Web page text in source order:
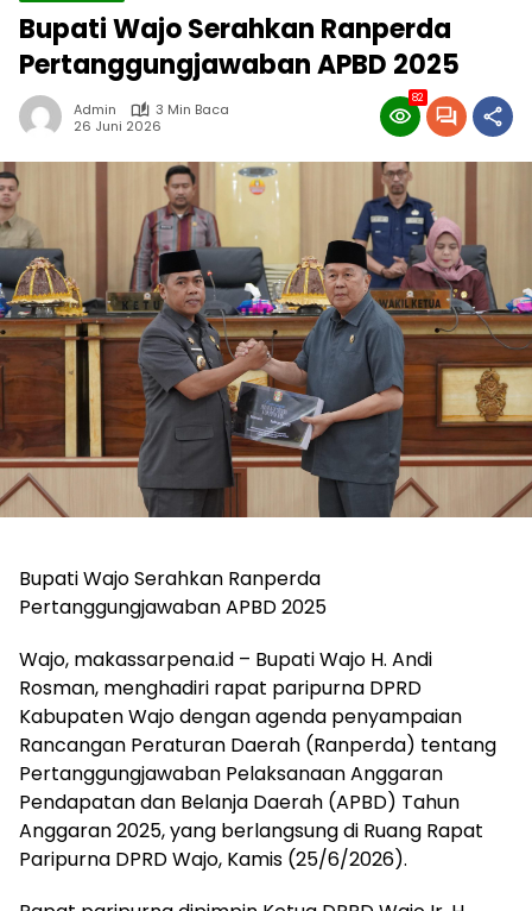
Bupati Wajo Serahkan Ranperda
Pertanggungjawaban APBD 2025
Admin
3 Min Baca
26 Juni 2026
82
Bupati Wajo Serahkan Ranperda
Pertanggungjawaban APBD 2025
Wajo, makassarpena.id – Bupati Wajo H. Andi
Rosman, menghadiri rapat paripurna DPRD
Kabupaten Wajo dengan agenda penyampaian
Rancangan Peraturan Daerah (Ranperda) tentang
Pertanggungjawaban Pelaksanaan Anggaran
Pendapatan dan Belanja Daerah (APBD) Tahun
Anggaran 2025, yang berlangsung di Ruang Rapat
Paripurna DPRD Wajo, Kamis (25/6/2026).